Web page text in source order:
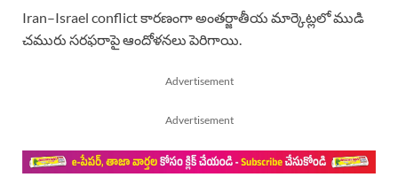
Iran–Israel conflict కారణంగా అంతర్జాతీయ మార్కెట్లలో ముడి
చమురు సరఫరాపై ఆందోళనలు పెరిగాయి.
Advertisement
Advertisement